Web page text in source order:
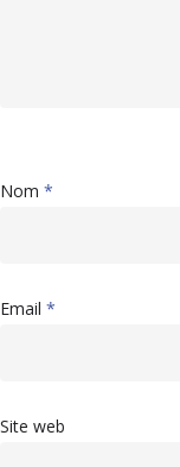
Nom *
Email *
Site web